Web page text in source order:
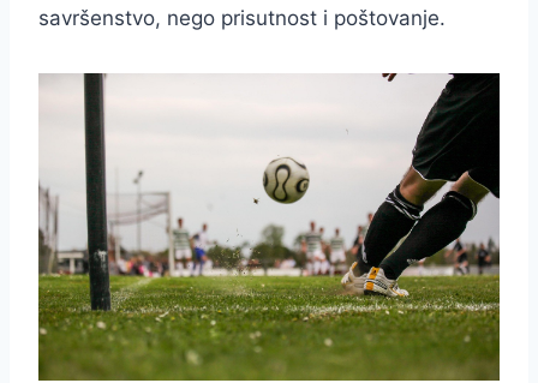
savršenstvo, nego prisutnost i poštovanje.